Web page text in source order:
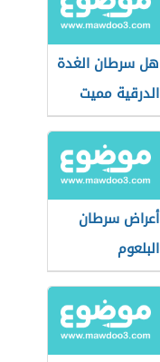
هل سرطان الغدة
الدرقية مميت
أعراض سرطان
البلعوم